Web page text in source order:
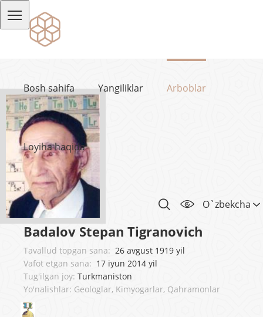
Bosh sahifa Yangiliklar Arboblar
Loyiha haqida
O`zbekcha
Badalov Stepan Tigranovich
Tavallud topgan sana: 26 avgust 1919 yil
Vafot etgan sana: 17 iyun 2014 yil
Tug'ilgan joy: Turkmaniston
Yo'nalishlar: Geologlar, Kimyogarlar, Qahramonlar